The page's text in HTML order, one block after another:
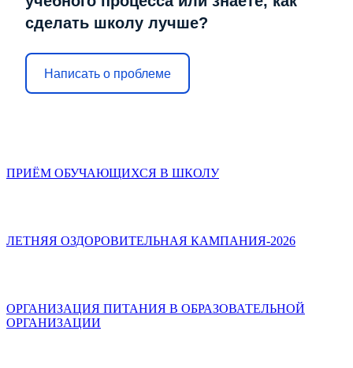
сделать школу лучше?
Написать о проблеме
ПРИЁМ ОБУЧАЮЩИХСЯ В ШКОЛУ
ЛЕТНЯЯ ОЗДОРОВИТЕЛЬНАЯ КАМПАНИЯ-2026
ОРГАНИЗАЦИЯ ПИТАНИЯ В ОБРАЗОВАТЕЛЬНОЙ
ОРГАНИЗАЦИИ